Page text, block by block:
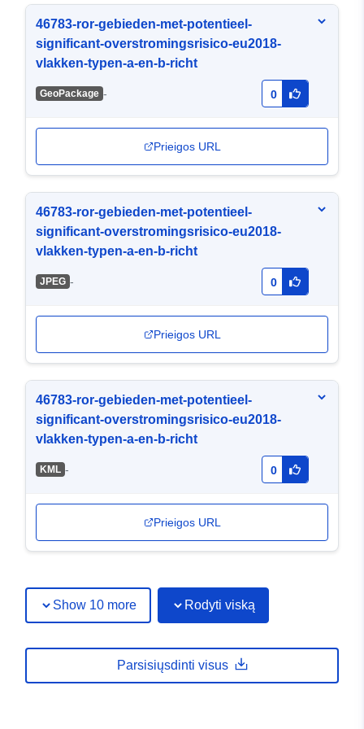
46783-ror-gebieden-met-potentieel-
significant-overstromingsrisico-eu2018-
vlakken-typen-a-en-b-richt
GeoPackage - 0
Prieigos URL
46783-ror-gebieden-met-potentieel-
significant-overstromingsrisico-eu2018-
vlakken-typen-a-en-b-richt
JPEG - 0
Prieigos URL
46783-ror-gebieden-met-potentieel-
significant-overstromingsrisico-eu2018-
vlakken-typen-a-en-b-richt
KML - 0
Prieigos URL
Show 10 more Rodyti viską
Parsisiųsdinti visus